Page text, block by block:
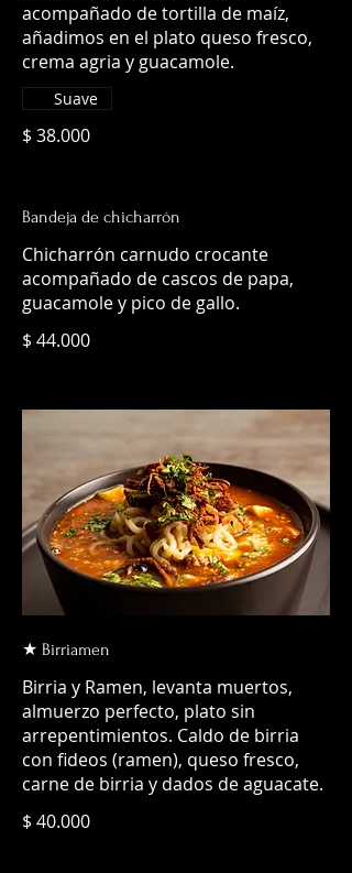
acompañado de tortilla de maíz,
añadimos en el plato queso fresco,
crema agria y guacamole.
$ 38.000
Suave
Bandeja de chicharrón
Chicharrón carnudo crocante
acompañado de cascos de papa,
guacamole y pico de gallo.
$ 44.000
★ Birriamen
Birria y Ramen, levanta muertos,
almuerzo perfecto, plato sin
arrepentimientos. Caldo de birria
con fideos (ramen), queso fresco,
carne de birria y dados de aguacate.
$ 40.000